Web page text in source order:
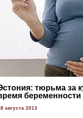
тюрьма за
беременности
августа 2013